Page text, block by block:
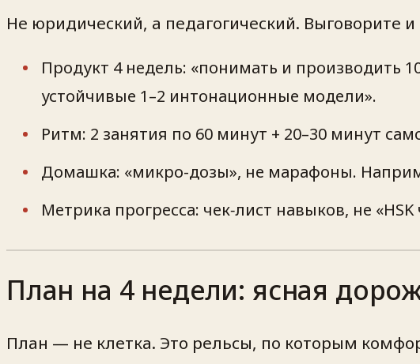
Не юридический, а педагогический. Выговорите и
Продукт 4 недель: «понимать и производить
устойчивые 1–2 интонационные модели».
Ритм: 2 занятия по 60 минут + 20–30 минут
Домашка: «микро-дозы», не марафоны.
Метрика прогресса: чек‑лист навыков, не
План на 4 недели: ясная
План — не клетка. Это рельсы, по которым